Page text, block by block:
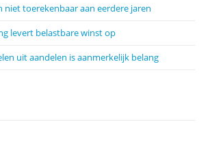
niet toerekenbaar aan eerdere jaren
levert belastbare winst op
uit aandelen is aanmerkelijk belang